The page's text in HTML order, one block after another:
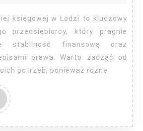
przedsiębiorcy, który pragnie
stabilność finansową oraz
prawa. Warto zacząć od
potrzeb, ponieważ różne